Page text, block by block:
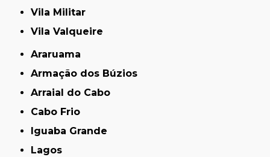
Vila Militar
Vila Valqueire
Araruama
Armação dos Búzios
Arraial do Cabo
Cabo Frio
Iguaba Grande
Lagos